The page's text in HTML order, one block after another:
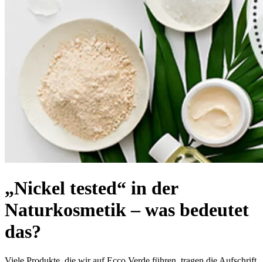
„Nickel tested“ in der
Naturkosmetik – was bedeutet
das?